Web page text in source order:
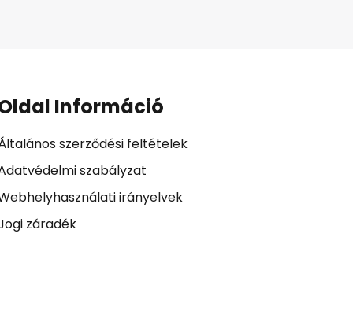
Információ
szerződési feltételek
szabályzat
irányelvek
záradék